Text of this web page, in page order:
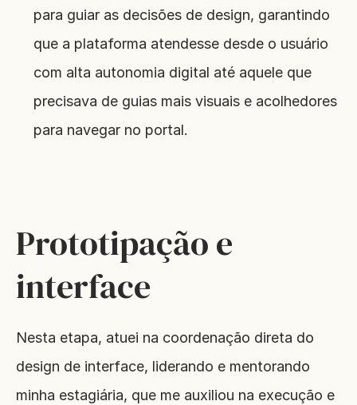
para guiar as decisões de design, garantindo
que a plataforma atendesse desde o usuário
com alta autonomia digital até aquele que
precisava de guias mais visuais e acolhedores
para navegar no portal.
Prototipação e
interface
Nesta etapa, atuei na coordenação direta do
design de interface, liderando e mentorando
minha estagiária, que me auxiliou na execução e